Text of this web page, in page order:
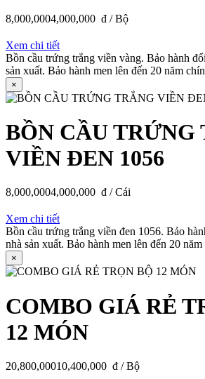
8,000,0004,000,000 đ / Bộ
Xem chi tiết
Bồn cầu trứng trắng viền vàng. Bảo hành
sản xuất. Bảo hành men lên đến 20 năm
×
BỒN CẦU TRỨNG
VIỀN ĐEN 1056
8,000,0004,000,000 đ / Cái
Xem chi tiết
Bồn cầu trứng trắng viền đen 1056. Bảo
nhà sản xuất. Bảo hành men lên đến 20
×
COMBO GIÁ RẺ
12 MÓN
20,800,00010,400,000 đ / Bộ